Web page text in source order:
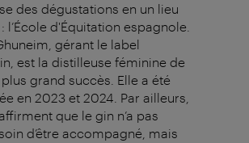
des dégustations en un lieu
l’École d'Équitation espagnole.
gérant le label
est la distilleuse féminine de
grand succès. Elle a été
en 2023 et 2024. Par ailleurs,
que le gin n’a pas
d’être accompagné, mais